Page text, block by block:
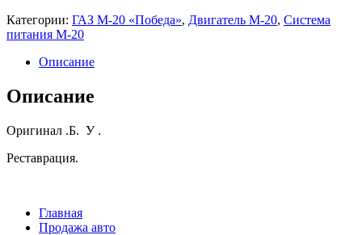
Категории: ГАЗ М-20 «Победа», Двигатель М-20, Система
питания М-20
Описание
Описание
Оригинал .Б. У .
Реставрация.
Главная
Продажа авто